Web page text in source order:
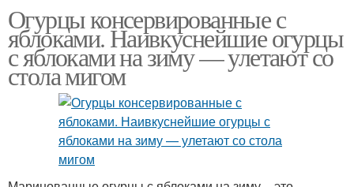
Огурцы консервированные с
яблоками. Наивкуснейшие огурцы
с яблоками на зиму — улетают со
стола мигом